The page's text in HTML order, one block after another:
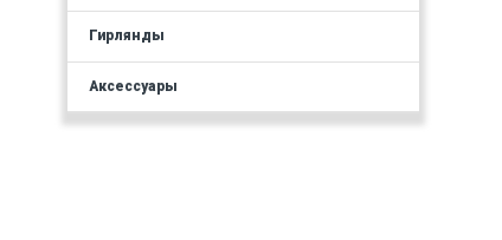
Гирлянды
Аксессуары